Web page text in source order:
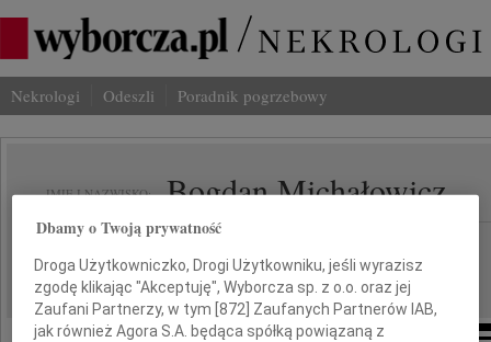
Nekrologi Odeszli Poradnik pogrzebowy
IMIĘ I NAZWISKO: Bogdan Michałowicz
DATA EMISJI: 10.07.2010
Dbamy o Twoją prywatność
Droga Użytkowniczko, Drogi Użytkowniku, jeśli wyrazisz
zgodę klikając "Akceptuję", Wyborcza sp. z o.o. oraz jej
Zaufani Partnerzy, w tym [872] Zaufanych Partnerów IAB,
jak również Agora S.A. będąca spółką powiązaną z